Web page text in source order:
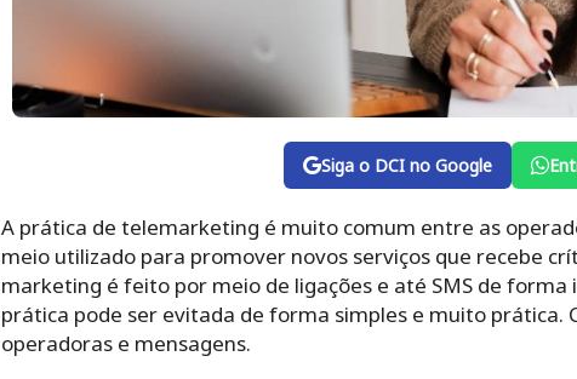
Siga o DCI no Google
A prática de telemarketing é muito comum entre as
meio utilizado para promover novos serviços que recebe
marketing é feito por meio de ligações e até SMS de
prática pode ser evitada de forma simples e muito prática.
operadoras e mensagens.